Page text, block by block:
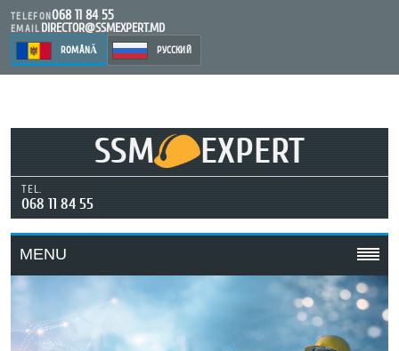
TELEFON068 11 84 55
EMAIL DIRECTOR@SSMEXPERT.MD
ROMÂNĂ РУССКИЙ
SSM EXPERT
TEL.
068 11 84 55
MENU